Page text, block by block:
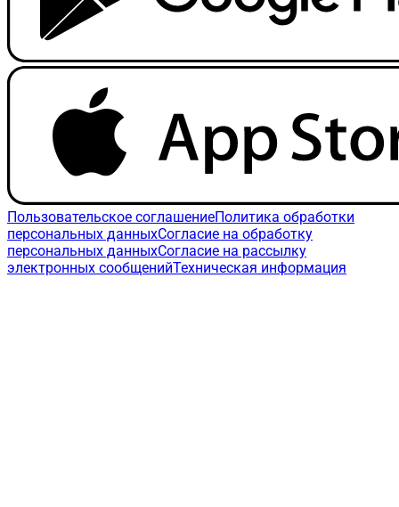
Пользовательское соглашениеПолитика обработки
персональных данныхСогласие на обработку
персональных данныхСогласие на рассылку
электронных сообщенийТехническая информация